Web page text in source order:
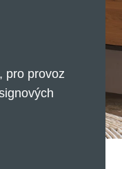
pro provoz